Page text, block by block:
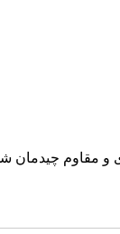
و مقاوم چیدمان